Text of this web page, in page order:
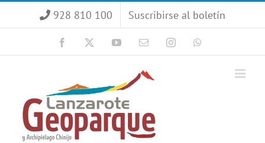
928 810 100 Suscribirse al boletín
Facebook YouTubeCorreoInstagram